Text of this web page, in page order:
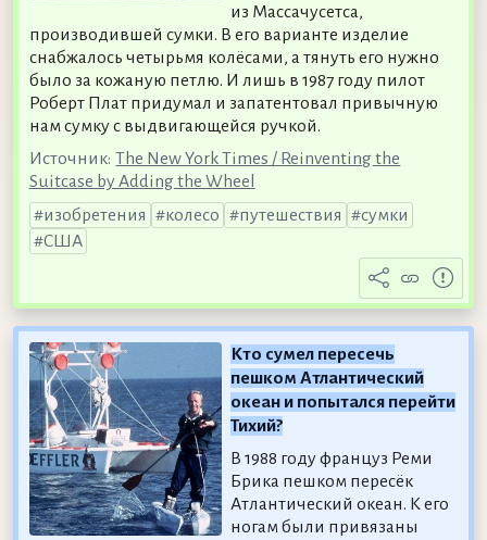
из Массачусетса,
производившей сумки. В его варианте изделие
снабжалось четырьмя колёсами, а тянуть его нужно
было за кожаную петлю. И лишь в 1987 году пилот
Роберт Плат придумал и запатентовал привычную
нам сумку с выдвигающейся ручкой.
Источник: The New York Times / Reinventing the
Suitcase by Adding the Wheel
изобретения
колесо путешествия
сумки
США
Кто сумел пересечь
пешком Атлантический
океан и попытался перейти
Тихий?
В 1988 году француз Реми
Брика пешком пересёк
Атлантический океан. К его
ногам были привязаны